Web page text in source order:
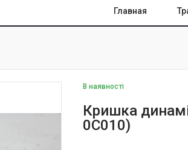
Главная
В наявності
Кришка
0C010)